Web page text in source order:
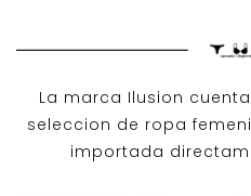
La marca Ilusion
seleccion de ropa
importada